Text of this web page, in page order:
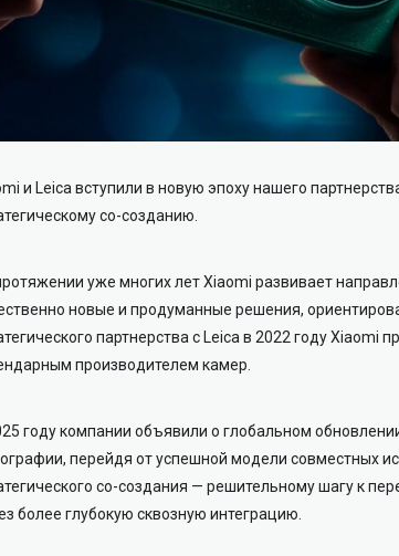
и Leica вступили в новую эпоху нашего
со-созданию.
уже многих лет Xiaomi развивает
новые и продуманные решения,
партнерства с Leica в 2022 году Xiaomi
производителем камер.
году компании объявили о глобальном
перейдя от успешной модели совместных
со-создания — решительному шагу к
более глубокую сквозную интеграцию.